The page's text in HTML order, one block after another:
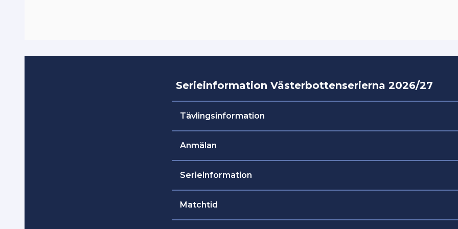
Serieinformation Västerbottenserierna 2026/27
Tävlingsinformation
Anmälan
Anmälan ska vara gjord
Serieinformation
Seriemodellen erbjuds på både dam– och herrsidan och
Matchtid